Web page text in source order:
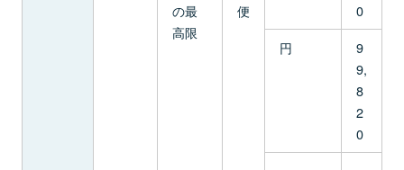
の最
高限
便
0
円
9
9,
8
2
0